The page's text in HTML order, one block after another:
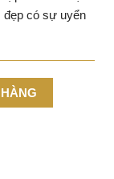
đẹp có sự uyển